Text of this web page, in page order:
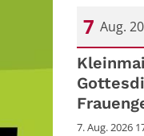
7 Aug.
Datum: 7.
7. Aug. 2026